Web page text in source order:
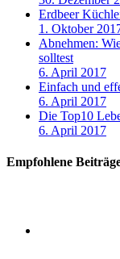
Erdbeer
1. Oktober
Abnehmen:
solltest
6. April 2017
Einfach und
6. April 2017
Die Top10
6. April 2017
Empfohlene